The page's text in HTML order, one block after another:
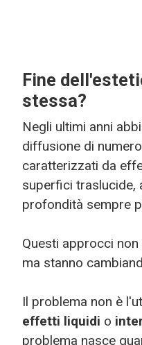
Fine
stessa?
Negli ultimi anni
diffusione di
caratterizzati da
superfici traslucide,
profondità sempre
Questi approcci
ma stanno
Il problema non è
effetti liquidi o
problema nasce